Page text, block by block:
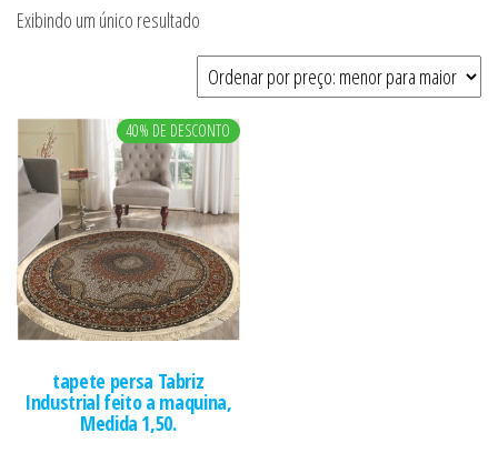
Exibindo um único resultado
40% DE DESCONTO
tapete persa Tabriz
Industrial feito a maquina,
Medida 1,50.